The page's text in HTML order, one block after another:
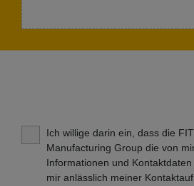
Ich willige darin ein, dass die
Manufacturing Group die von
Informationen und
mir anlässlich meiner